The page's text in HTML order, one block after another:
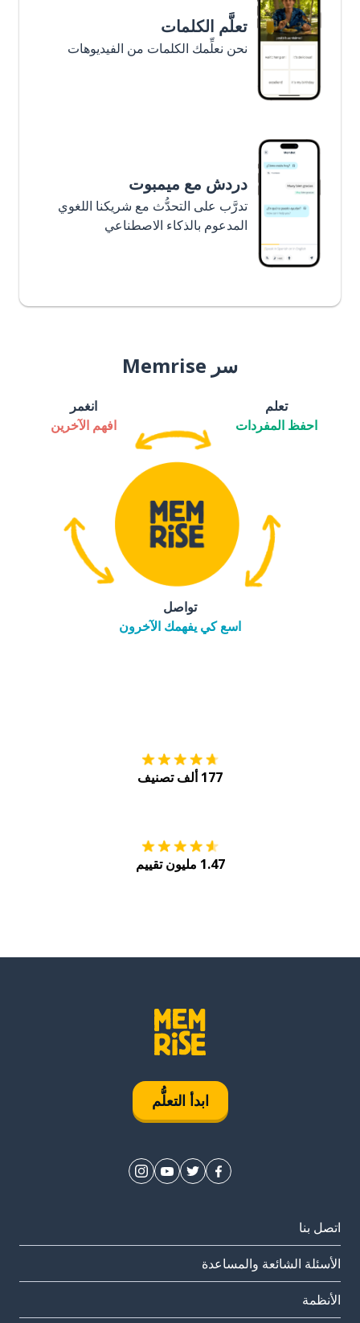
تعلَّم الكلمات
نحن نعلِّمك الكلمات من الفيديوهات
دردش مع ميمبوت
تدرَّب على التحدُّث مع شريكنا اللغوي
المدعوم بالذكاء الاصطناعي
سر Memrise
تعلم
احفظ المفردات
انغمر
افهم الآخرين
تواصل
اسع كي يفهمك الآخرون
177 ألف تصنيف
1.47 مليون تقييم
ابدأ التعلُّم
اتصل بنا
الأسئلة الشائعة والمساعدة
الأنظمة